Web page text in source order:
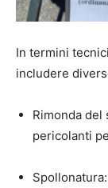
In termini
includere
Rimonda
pericolanti